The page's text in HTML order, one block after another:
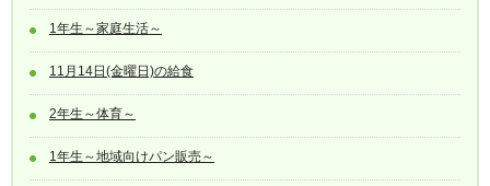
1年生～家庭生活～
11月14日(金曜日)の給食
2年生～体育～
1年生～地域向けパン販売～